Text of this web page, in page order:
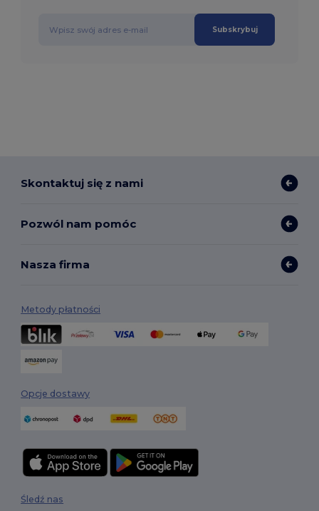
Subskrybuj
Skontaktuj się z nami
Pozwól nam pomóc
Nasza firma
Metody płatności
Opcje dostawy
Śledź nas